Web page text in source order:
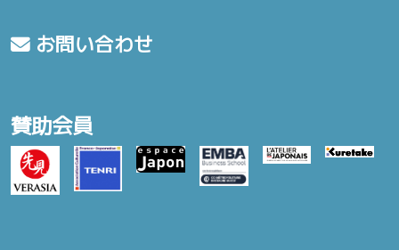
お問い合わせ
賛助会員